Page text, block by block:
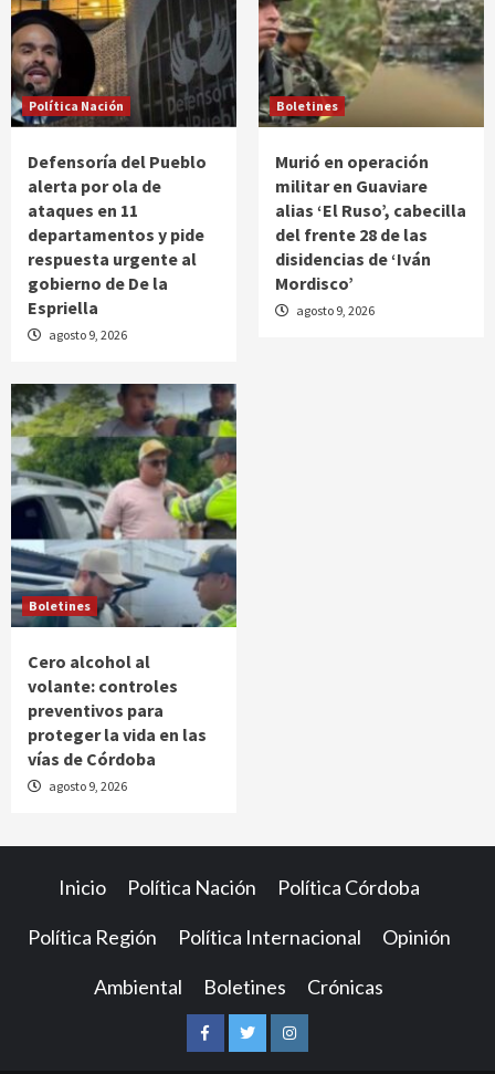
Política Nación
Defensoría del Pueblo
alerta por ola de
ataques en 11
departamentos y pide
respuesta urgente al
gobierno de De la
Espriella
agosto 9, 2026
Boletines
Murió en operación
militar en Guaviare
alias ‘El Ruso’, cabecilla
del frente 28 de las
disidencias de ‘Iván
Mordisco’
agosto 9, 2026
Boletines
Cero alcohol al
volante: controles
preventivos para
proteger la vida en las
vías de Córdoba
agosto 9, 2026
Inicio Política Nación Política Córdoba
Política Región Política Internacional Opinión
Ambiental Boletines Crónicas
FacebookTwitterInstagram